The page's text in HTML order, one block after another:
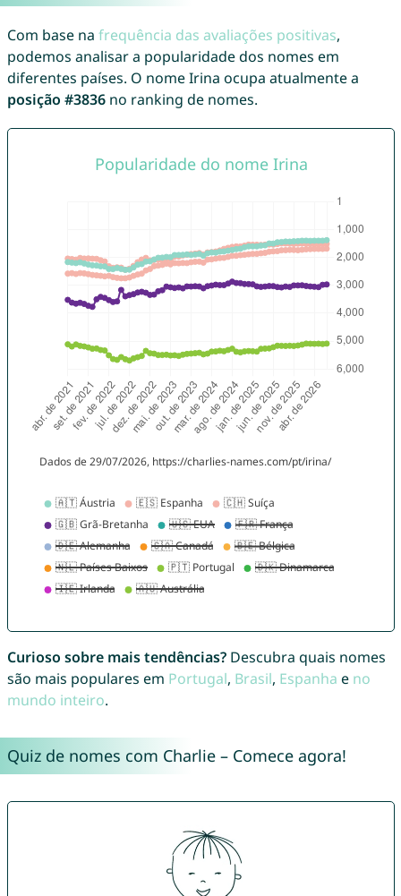
Com base na frequência das avaliações positivas,
podemos analisar a popularidade dos nomes em
diferentes países. O nome Irina ocupa atualmente a
posição #3836no ranking de nomes.
Curioso sobre mais tendências?Descubra quais nomes
são mais populares em Portugal, Brasil, Espanha e no
mundo inteiro.
Quiz de nomes com Charlie – Comece agora!